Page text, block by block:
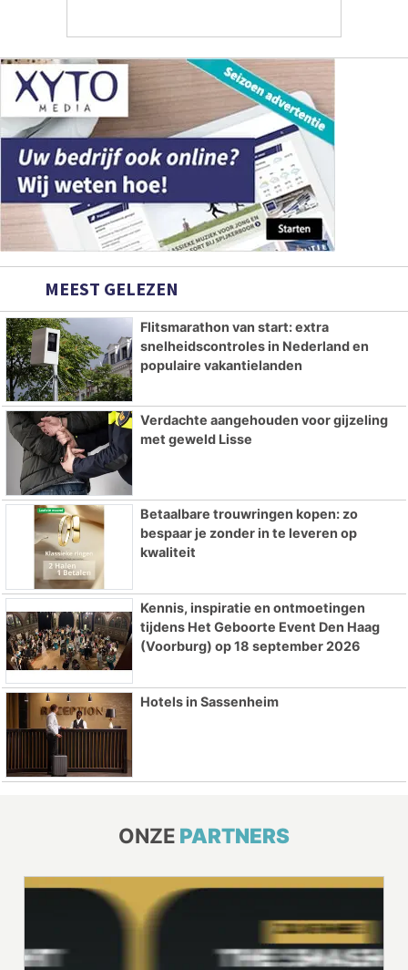
MEEST GELEZEN
Flitsmarathon van start: extra
snelheidscontroles in Nederland en
populaire vakantielanden
Verdachte aangehouden voor gijzeling
met geweld Lisse
Betaalbare trouwringen kopen: zo
bespaar je zonder in te leveren op
kwaliteit
Kennis, inspiratie en ontmoetingen
tijdens Het Geboorte Event Den Haag
(Voorburg) op 18 september 2026
Hotels in Sassenheim
ONZE PARTNERS